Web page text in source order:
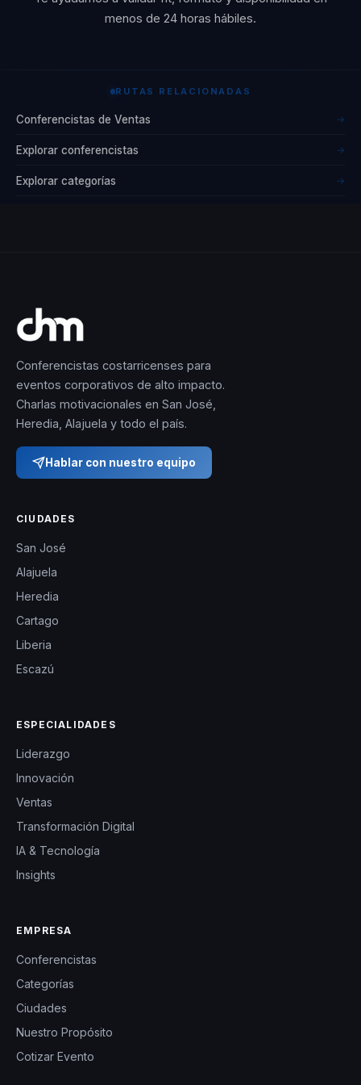
menos de 24 horas hábiles.
RUTAS RELACIONADAS
Conferencistas de Ventas →
Explorar conferencistas →
Explorar categorías →
Conferencistas costarricenses para
eventos corporativos de alto impacto.
Charlas motivacionales en San José,
Heredia, Alajuela y todo el país.
Hablar con nuestro equipo
CIUDADES
San José
Alajuela
Heredia
Cartago
Liberia
Escazú
ESPECIALIDADES
Liderazgo
Innovación
Ventas
Transformación Digital
IA & Tecnología
Insights
EMPRESA
Conferencistas
Categorías
Ciudades
Nuestro Propósito
Cotizar Evento